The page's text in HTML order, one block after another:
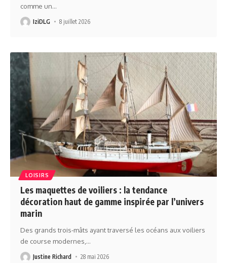
comme un…
IziDLG 8 juillet 2026
LOISIRS
Les maquettes de voiliers : la tendance
décoration haut de gamme inspirée par l’univers
marin
Des grands trois-mâts ayant traversé les océans aux voiliers
de course modernes, …
Justine Richard 28 mai 2026